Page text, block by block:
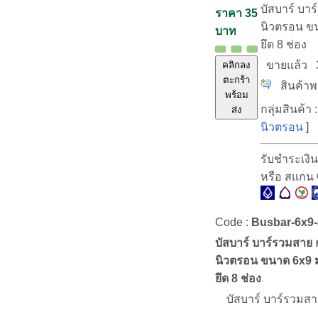
ราคา 35
บาท
คลิกลง
ตะกร้า
พร้อม
ส่ง
บัสบาร์ บา
นิวตรอน ข
ยึด 8 ช่อง
ขายแล้ว
สินค้าพ
กลุ่มสินค้า
นิวตรอน ]
รับชำระเงิ
หรือ สแกน
Code : Busbar-
บัสบาร์ บาร์รวมสาย
นิวตรอน ขนาด 6x9
ยึด 8 ช่อง
บัสบาร์ บาร์รวมสา